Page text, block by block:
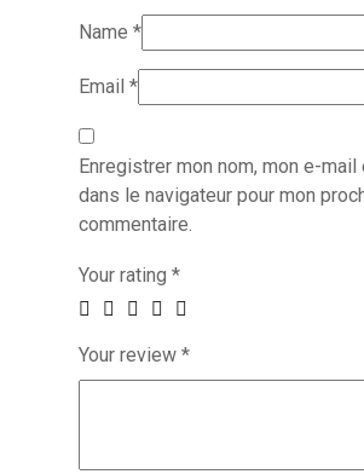
Name *
Email *
Enregistrer mon nom, mon e-
dans le navigateur pour mon
commentaire.
Your rating *
Your review *